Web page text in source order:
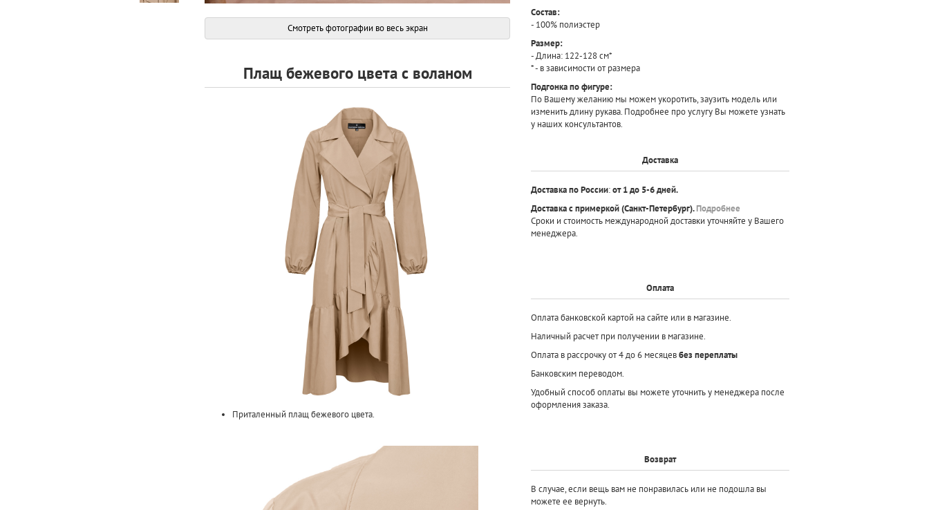
Смотреть фотографии во весь экран
Плащ бежевого цвета с воланом
Приталенный плащ бежевого цвета.
Состав:
- 100% полиэстер
Размер:
- Длина: 122-128 см*
* - в зависимости от размера
Подгонка по фигуре:
По Вашему желанию мы можем укоротить, заузить модель или
изменить длину рукава. Подробнее про услугу Вы можете узнать
у наших консультантов.
Доставка
Доставка по России:от 1 до 5-6 дней.
Доставка с примеркой(Санкт-Петербург).Подробнее
Сроки и стоимость международной доставки уточняйте у Вашего
менеджера.
Оплата
Оплата банковской картой на сайте или в магазине.
Наличный расчет при получении в магазине.
Оплата в рассрочку от 4 до 6 месяцевбез переплаты
Банковским переводом.
Удобный способ оплаты вы можете уточнить у менеджера после
оформления заказа.
Возврат
В случае, если вещь вам не понравилась или не подошла вы
можете ее вернуть.